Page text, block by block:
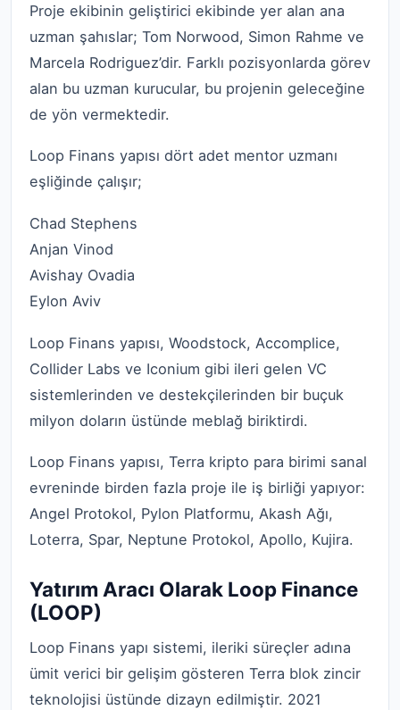
Proje ekibinin geliştirici ekibinde yer alan ana
uzman şahıslar; Tom Norwood, Simon Rahme ve
Marcela Rodriguez’dir. Farklı pozisyonlarda görev
alan bu uzman kurucular, bu projenin geleceğine
de yön vermektedir.
Loop Finans yapısı dört adet mentor uzmanı
eşliğinde çalışır;
Chad Stephens
Anjan Vinod
Avishay Ovadia
Eylon Aviv
Loop Finans yapısı, Woodstock, Accomplice,
Collider Labs ve Iconium gibi ileri gelen VC
sistemlerinden ve destekçilerinden bir buçuk
milyon doların üstünde meblağ biriktirdi.
Loop Finans yapısı, Terra kripto para birimi sanal
evreninde birden fazla proje ile iş birliği yapıyor:
Angel Protokol, Pylon Platformu, Akash Ağı,
Loterra, Spar, Neptune Protokol, Apollo, Kujira.
Yatırım Aracı Olarak Loop Finance
(LOOP)
Loop Finans yapı sistemi, ileriki süreçler adına
ümit verici bir gelişim gösteren Terra blok zincir
teknolojisi üstünde dizayn edilmiştir. 2021